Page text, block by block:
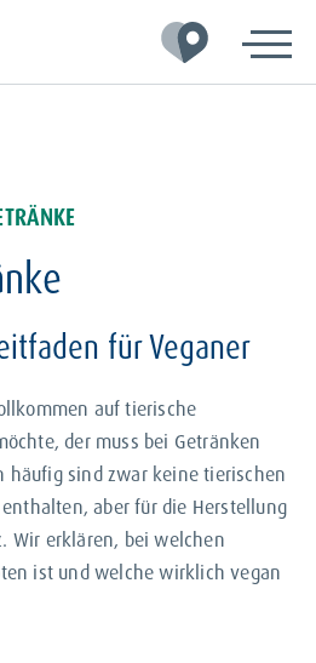
für Veganer
auf tierische
der muss bei Getränken
häufig sind zwar keine tierischen
aber für die Herstellung
Wir erklären, bei welchen
ist und welche wirklich vegan